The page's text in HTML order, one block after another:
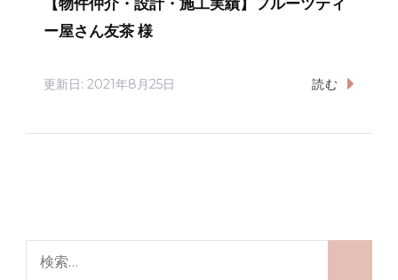
【物件仲介・設計・施工実績】フルーツティ
ー屋さん友茶 様
更新日: 2021年8月25日 読む